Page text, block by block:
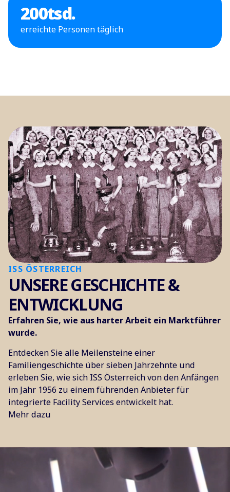
200tsd.
erreichte Personen täglich
ISS ÖSTERREICH
UNSERE GESCHICHTE &
ENTWICKLUNG
Erfahren Sie, wie aus harter Arbeit ein Marktführer
wurde.
Entdecken Sie alle Meilensteine einer
Familiengeschichte über sieben Jahrzehnte und
erleben Sie, wie sich ISS Österreich von den Anfängen
im Jahr 1956 zu einem führenden Anbieter für
integrierte Facility Services entwickelt hat.
Mehr dazu